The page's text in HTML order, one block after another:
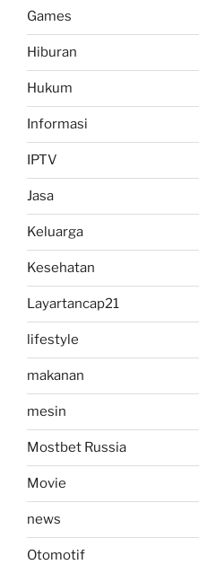
Games
Hiburan
Hukum
Informasi
IPTV
Jasa
Keluarga
Kesehatan
Layartancap21
lifestyle
makanan
mesin
Mostbet Russia
Movie
news
Otomotif